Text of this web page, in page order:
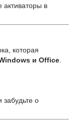
активаторы в
которая
и Office
забудьте о